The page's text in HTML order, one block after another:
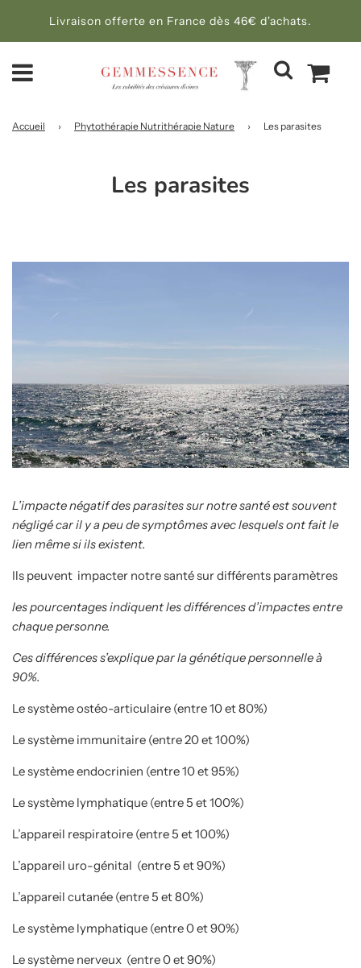
Livraison offerte en France dès 46€ d'achats.
Accueil › Phytothérapie Nutrithérapie Nature › Les parasites
Les parasites
L’impacte négatif des parasites sur notre santé est souvent
négligé car il y a peu de symptômes avec lesquels ont fait le
lien même si ils existent.
Ils peuvent impacter notre santé sur différents paramètres
les pourcentages indiquent les différences d’impactes entre
chaque personne.
Ces différences s’explique par la génétique personnelle à
90%.
Le système ostéo-articulaire (entre 10 et 80%)
Le système immunitaire (entre 20 et 100%)
Le système endocrinien (entre 10 et 95%)
Le système lymphatique (entre 5 et 100%)
L’appareil respiratoire (entre 5 et 100%)
L’appareil uro-génital (entre 5 et 90%)
L’appareil cutanée (entre 5 et 80%)
Le système lymphatique (entre 0 et 90%)
Le système nerveux (entre 0 et 90%)